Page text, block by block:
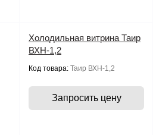
Холодильная витрина Таир
ВХН-1,2
Код товара: Таир ВХН-1,2
Запросить цену